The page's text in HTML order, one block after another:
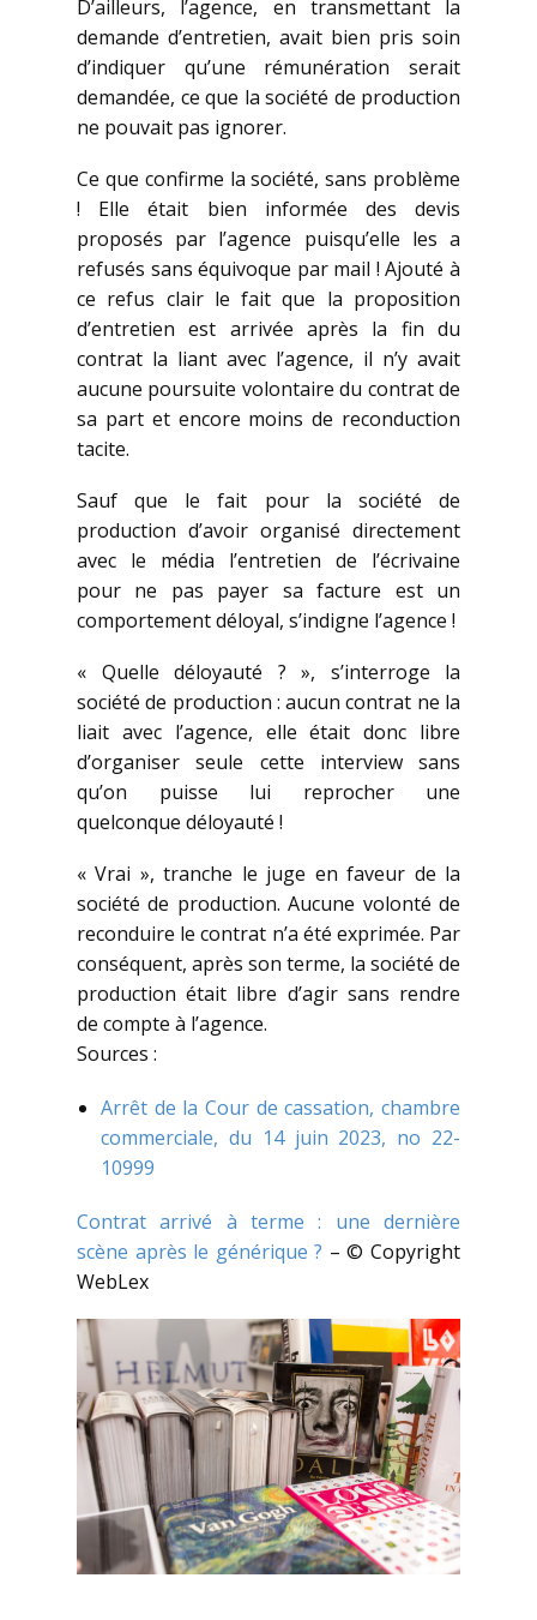
D’ailleurs, l’agence, en transmettant la
demande d’entretien, avait bien pris soin
d’indiquer qu’une rémunération serait
demandée, ce que la société de production
ne pouvait pas ignorer.
Ce que confirme la société, sans problème
! Elle était bien informée des devis
proposés par l’agence puisqu’elle les a
refusés sans équivoque par mail ! Ajouté à
ce refus clair le fait que la proposition
d’entretien est arrivée après la fin du
contrat la liant avec l’agence, il n’y avait
aucune poursuite volontaire du contrat de
sa part et encore moins de reconduction
tacite.
Sauf que le fait pour la société de
production d’avoir organisé directement
avec le média l’entretien de l’écrivaine
pour ne pas payer sa facture est un
comportement déloyal, s’indigne l’agence !
« Quelle déloyauté ? », s’interroge la
société de production : aucun contrat ne la
liait avec l’agence, elle était donc libre
d’organiser seule cette interview sans
qu’on puisse lui reprocher une
quelconque déloyauté !
« Vrai », tranche le juge en faveur de la
société de production. Aucune volonté de
reconduire le contrat n’a été exprimée. Par
conséquent, après son terme, la société de
production était libre d’agir sans rendre
de compte à l’agence.
Sources :
Arrêt de la Cour de cassation, chambre
commerciale, du 14 juin 2023, no 22-
10999
Contrat arrivé à terme : une dernière
scène après le générique ? – © Copyright
WebLex